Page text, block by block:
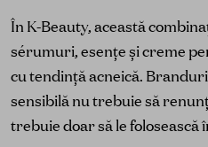
În K-Beauty, această
sérumuri, esențe și creme
cu tendință acneică.
sensibilă nu trebuie să
trebuie doar să le